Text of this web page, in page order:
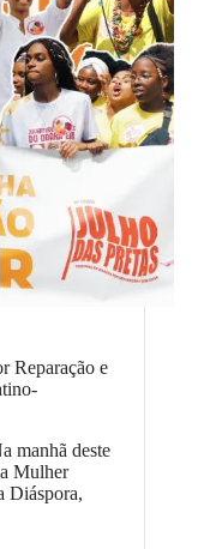
Reparação e
manhã deste
Mulher
Diáspora,